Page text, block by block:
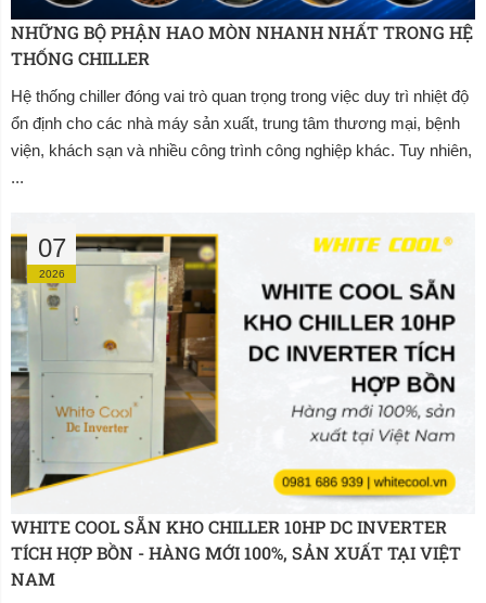
NHỮNG BỘ PHẬN HAO MÒN NHANH NHẤT TRONG HỆ
THỐNG CHILLER
Hệ thống chiller đóng vai trò quan trọng trong việc duy trì nhiệt độ
ổn định cho các nhà máy sản xuất, trung tâm thương mại, bệnh
viện, khách sạn và nhiều công trình công nghiệp khác. Tuy nhiên,
...
07
2026
WHITE COOL SẴN KHO CHILLER 10HP DC INVERTER
TÍCH HỢP BỒN - HÀNG MỚI 100%, SẢN XUẤT TẠI VIỆT
NAM